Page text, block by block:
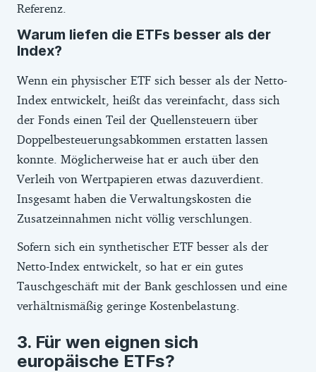
Referenz.
Warum liefen die ETFs besser als der
Index?
Wenn ein physischer ETF sich besser als der Netto-
Index entwickelt, heißt das vereinfacht, dass sich
der Fonds einen Teil der Quellensteuern über
Doppelbesteuerungsabkommen erstatten lassen
konnte. Möglicherweise hat er auch über den
Verleih von Wertpapieren etwas dazuverdient.
Insgesamt haben die Verwaltungskosten die
Zusatzeinnahmen nicht völlig verschlungen.
Sofern sich ein synthetischer ETF besser als der
Netto-Index entwickelt, so hat er ein gutes
Tauschgeschäft mit der Bank geschlossen und eine
verhältnismäßig geringe Kostenbelastung.
Für wen eignen sich
europäische ETFs?